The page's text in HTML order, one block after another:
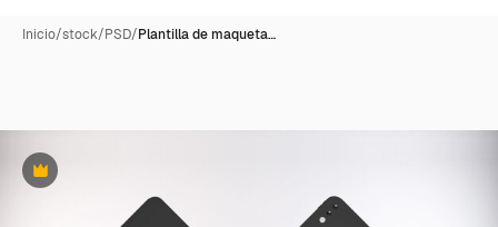
Inicio/stock/PSD/Plantilla de maqueta…
Premium